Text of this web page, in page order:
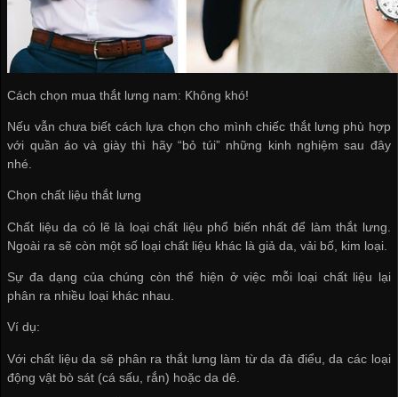
Cách chọn mua thắt lưng nam: Không khó!
Nếu vẫn chưa biết cách lựa chọn cho mình chiếc thắt lưng phù hợp
với quần áo và giày thì hãy “bỏ túi” những kinh nghiệm sau đây
nhé.
Chọn chất liệu thắt lưng
Chất liệu da có lẽ là loại chất liệu phổ biến nhất để làm thắt lưng.
Ngoài ra sẽ còn một số loại chất liệu khác là giả da, vải bố, kim loại.
Sự đa dạng của chúng còn thể hiện ở việc mỗi loại chất liệu lại
phân ra nhiều loại khác nhau.
Ví dụ:
Với chất liệu da sẽ phân ra thắt lưng làm từ da đà điểu, da các loại
động vật bò sát (cá sấu, rắn) hoặc da dê.